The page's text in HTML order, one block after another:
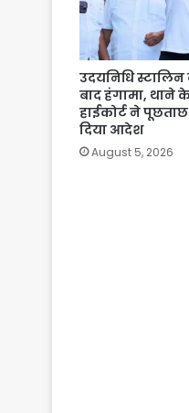
उदयनिधि
बाद हंगामा, थाने
हाईकोर्ट ने
दिया आदेश
August 5, 2026